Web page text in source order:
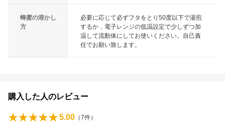
蜂蜜の溶かし
方
必要に応じて必ずフタをとり50度以下で湯煎
するか，電子レンジの低温設定で少しずつ加
温して流動体にしてお使いください。自己責
任でお願い致します。
購入した人のレビュー
5.00 （7件）